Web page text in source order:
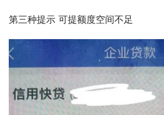
第三种提示 可提额度空间不足